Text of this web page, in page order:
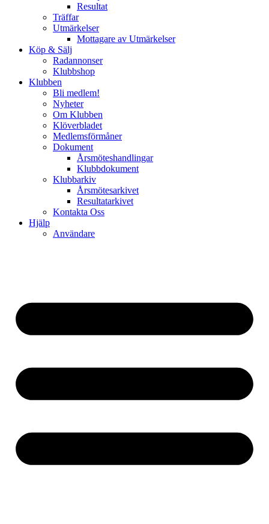
Resultat
Träffar
Utmärkelser
Mottagare av Utmärkelser
Köp & Sälj
Radannonser
Klubbshop
Klubben
Bli medlem!
Nyheter
Om Klubben
Klöverbladet
Medlemsförmåner
Dokument
Årsmöteshandlingar
Klubbdokument
Klubbarkiv
Årsmötesarkivet
Resultatarkivet
Kontakta Oss
Hjälp
Användare